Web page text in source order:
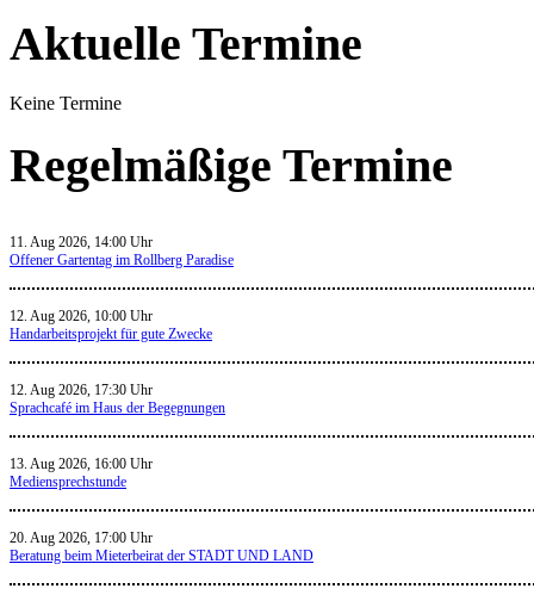
Aktuelle Termine
Keine Termine
Regelmäßige Termine
11. Aug 2026, 14:00 Uhr
Offener Gartentag im Rollberg Paradise
12. Aug 2026, 10:00 Uhr
Handarbeitsprojekt für gute Zwecke
12. Aug 2026, 17:30 Uhr
Sprachcafé im Haus der Begegnungen
13. Aug 2026, 16:00 Uhr
Mediensprechstunde
20. Aug 2026, 17:00 Uhr
Beratung beim Mieterbeirat der STADT UND LAND